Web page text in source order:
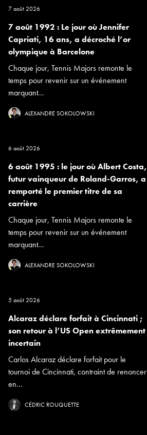
7 août 2026
7 août 1992 : Le jour où Jennifer
Capriati, 16 ans, a décroché l’or
olympique à Barcelone
Chaque jour, Tennis Majors remonte le
temps pour revenir sur un événement
marquant...
ALEXANDRE SOKOLOWSKI
6 août 2026
6 août 1995 : le jour où Albert Costa,
futur vainqueur de Roland-Garros, a
remporté le premier titre de sa
carrière
Chaque jour, Tennis Majors remonte le
temps pour revenir sur un événement
marquant...
ALEXANDRE SOKOLOWSKI
5 août 2026
Alcaraz déclare forfait à Cincinnati ;
son retour à l’US Open extrêmement
incertain
Carlos Alcaraz déclare forfait pour le
tournoi de Cincinnati, contraint de renoncer
en...
CÉDRIC ROUQUETTE